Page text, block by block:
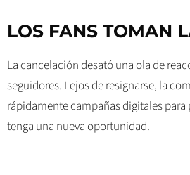
LOS FANS TOMAN
La cancelación desató una ola de
seguidores. Lejos de resignarse, la
rápidamente campañas digitales
tenga una nueva oportunidad.